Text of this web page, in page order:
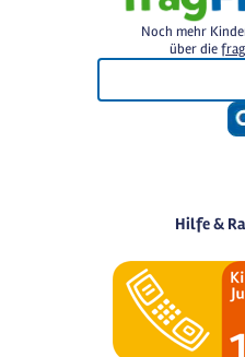
Noch mehr
über die
Hilfe &